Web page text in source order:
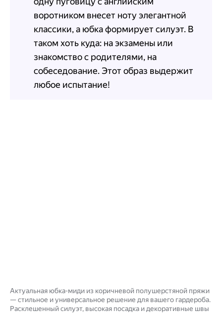
воротником внесет ноту элегантной
классики, а юбка формирует силуэт. В
таком хоть куда: на экзамены или
знакомство с родителями, на
собеседование. Этот образ выдержит
любое испытание!
Актуальная юбка-миди из коричневой полушерстяной пряжи
— стильное и универсальное решение для вашего гардероба.
Расклешенный силуэт, высокая посадка и декоративные швы